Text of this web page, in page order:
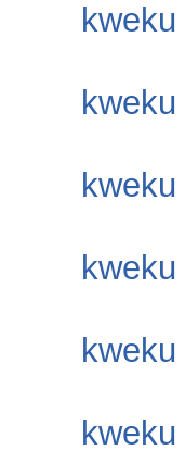
kweku
kweku
kweku
kweku
kweku
kweku